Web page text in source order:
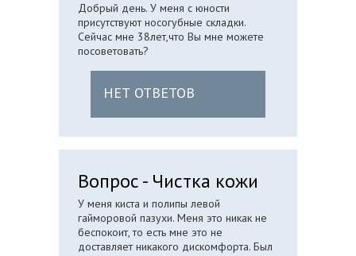
Добрый день. У меня с юности
присутствуют носогубные складки.
Сейчас мне 38лет,что Вы мне можете
посоветовать?
НЕТ ОТВЕТОВ
Вопрос - Чистка кожи
У меня киста и полипы левой
гайморовой пазухи. Меня это никак не
беспокоит, то есть мне это не
доставляет никакого дискомфорта. Был